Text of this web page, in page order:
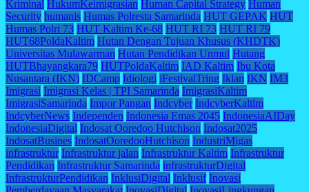
Kriminal HukumKeimigrasian Human Capital Strategy Human
Security humanis Humas Polresta Samarinda HUT GEPAK HUT
Humas Polri 73 HUT Kaltim Ke-68 HUT RI 73 HUT RI 79
HUT68PoldaKaltim Hutan Dengan Tujuan Khusus (KHDTK)
Universitas Mulawarman Hutan Pendidikan Unmul Hutang
HUTBhayangkara79 HUTPoldaKaltim IAD Kaltim Ibu Kota
Nusantara (IKN) IDCamp Idiologi iFestivalTring Iklan IKN IM3
Imigrasi Imigrasi Kelas | TPI Samarinda ImigrasiKaltim
ImigrasiSamarinda Impor Pangan Indcyber IndcyberKaltim
IndcyberNews Independen Indonesia Emas 2045 IndonesiaAIDay
IndonesiaDigital Indosat Ooredoo Hutchison Indosat2025
IndosatBusines IndosatOoredooHutchison IndustriMigas
infrastruktur Infrastruktur jalan Infrastruktur Kaltim Infrastruktur
Pendidikan Infrastruktur Samarinda infrastrukturDigital
InfrastrukturPendidikan InklusiDigital Inklusif Inovasi